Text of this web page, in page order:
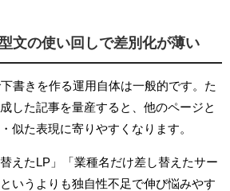
文の使い回しで差別化が薄い
書きを作る運用自体は一般的です。た
した記事を量産すると、他のページと
似た表現に寄りやすくなります。
えたLP」「業種名だけ差し替えたサー
いうよりも独自性不足で伸び悩みやす